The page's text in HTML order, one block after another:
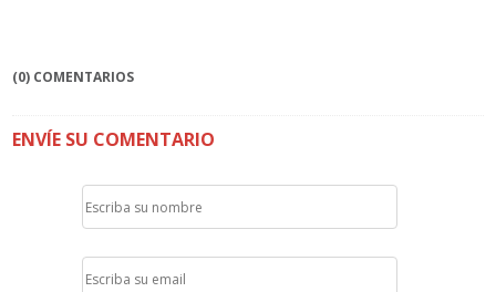
(0) COMENTARIOS
ENVÍE SU COMENTARIO